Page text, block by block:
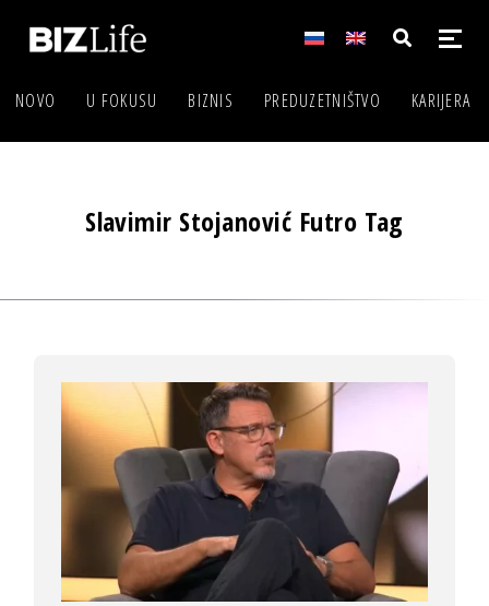
NOVO U FOKUSU BIZNIS PREDUZETNIŠTVO KARIJERA
Slavimir Stojanović Futro Tag